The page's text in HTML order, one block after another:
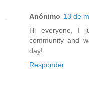
Anónimo 13 de
Hi everyone, I
community and
day!
Responder